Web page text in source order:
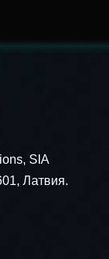
SIA
Латвия.